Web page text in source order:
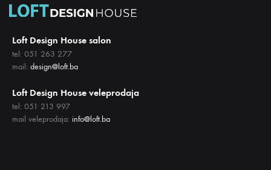
Loft Design House salon
tel: 051 263 277
mail: design@loft.ba
Loft Design House veleprodaja
tel: 051 213 997
mail veleprodaja: info@loft.ba